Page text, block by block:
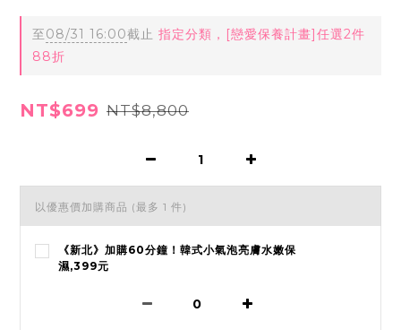
至08/31 16:00截止 指定分類，[戀愛保養計畫]任選2件
88折
NT$699 NT$8,800
以優惠價加購商品 (最多 1 件)
《新北》加購60分鐘！韓式小氣泡亮膚水嫩保
濕,399元